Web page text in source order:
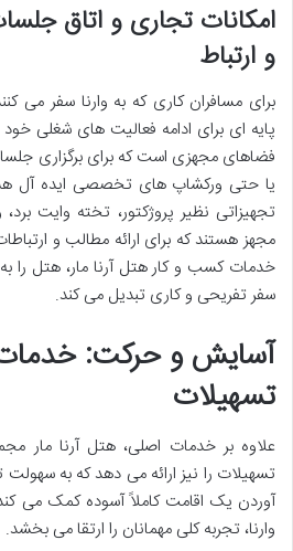
امکانات تجاری و اتاق
و ارتباط
برای مسافران کاری که به وارنا سفر می
پایه ای برای ادامه فعالیت های شغلی
فضاهای مجهزی است که برای برگزاری
یا حتی ورکشاپ های تخصصی ایده آل
تجهیزاتی نظیر پروژکتور، تخته وایت
مجهز هستند که برای ارائه مطالب و
خدمات کسب و کار هتل آرنا مار، هتل را به
سفر تفریحی و کاری تبدیل می کند.
آسایش و حرکت:
تسهیلات
علاوه بر خدمات اصلی، هتل آرنا مار
تسهیلات را نیز ارائه می دهد که به سهولت
آوردن یک اقامت کاملاً آسوده کمک می
وارنا، تجربه کلی مهمانان را ارتقا می بخشد.